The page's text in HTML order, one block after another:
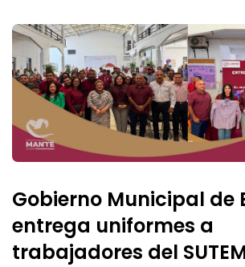
Gobierno Municipal de
entrega uniformes a
trabajadores del